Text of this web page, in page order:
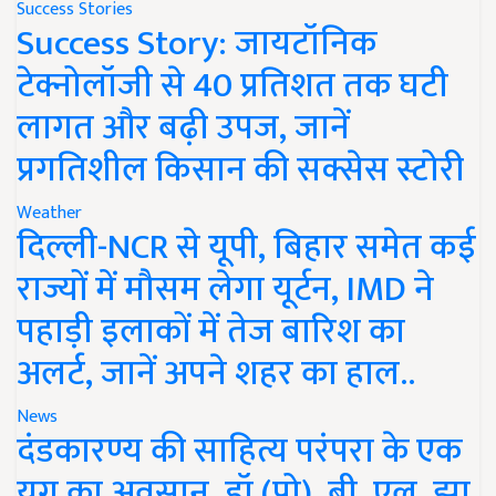
Success Stories
Success Story: जायटॉनिक
टेक्नोलॉजी से 40 प्रतिशत तक घटी
लागत और बढ़ी उपज, जानें
प्रगतिशील किसान की सक्सेस स्टोरी
Weather
दिल्ली-NCR से यूपी, बिहार समेत कई
राज्यों में मौसम लेगा यूर्टन, IMD ने
पहाड़ी इलाकों में तेज बारिश का
अलर्ट, जानें अपने शहर का हाल..
News
दंडकारण्य की साहित्य परंपरा के एक